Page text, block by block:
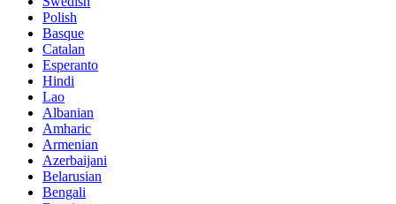
Polish
Basque
Catalan
Esperanto
Hindi
Lao
Albanian
Amharic
Armenian
Azerbaijani
Belarusian
Bengali